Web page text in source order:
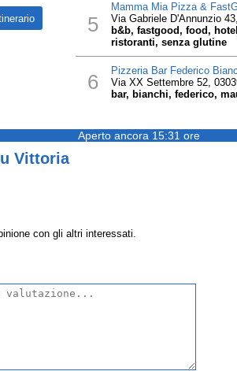
5
Mamma Mia Pizza &
Via Gabriele D'Annunzio
b&b, fastgood, food,
ristoranti, senza glutine
6 Pizzeria Bar Federico
Via XX Settembre 52,
bar, bianchi, federico,
Aperto ancora 15:31 ore
Vittoria
con gli altri interessati.